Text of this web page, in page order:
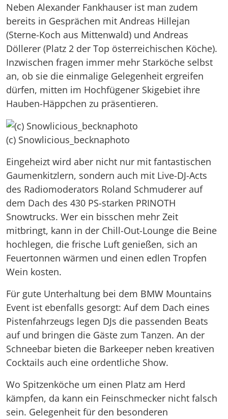
Neben Alexander Fankhauser ist man zudem
bereits in Gesprächen mit Andreas Hillejan
(Sterne-Koch aus Mittenwald) und Andreas
Döllerer (Platz 2 der Top österreichischen Köche).
Inzwischen fragen immer mehr Starköche selbst
an, ob sie die einmalige Gelegenheit ergreifen
dürfen, mitten im Hochfügener Skigebiet ihre
Hauben-Häppchen zu präsentieren.
(c) Snowlicious_becknaphoto
Eingeheizt wird aber nicht nur mit fantastischen
Gaumenkitzlern, sondern auch mit Live-DJ-Acts
des Radiomoderators Roland Schmuderer auf
dem Dach des 430 PS-starken PRINOTH
Snowtrucks. Wer ein bisschen mehr Zeit
mitbringt, kann in der Chill-Out-Lounge die Beine
hochlegen, die frische Luft genießen, sich an
Feuertonnen wärmen und einen edlen Tropfen
Wein kosten.
Für gute Unterhaltung bei dem BMW Mountains
Event ist ebenfalls gesorgt: Auf dem Dach eines
Pistenfahrzeugs legen DJs die passenden Beats
auf und bringen die Gäste zum Tanzen. An der
Schneebar bieten die Barkeeper neben kreativen
Cocktails auch eine ordentliche Show.
Wo Spitzenköche um einen Platz am Herd
kämpfen, da kann ein Feinschmecker nicht falsch
sein. Gelegenheit für den besonderen